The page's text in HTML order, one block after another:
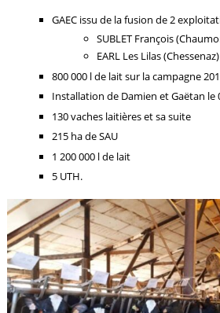
GAEC issu de la fusion de 2
SUBLET François
EARL Les Lilas
800 000 l de lait sur la campagne
Installation de Damien et Gaëtan le
130 vaches laitières et sa suite
215 ha de SAU
1 200 000 l de lait
5 UTH.